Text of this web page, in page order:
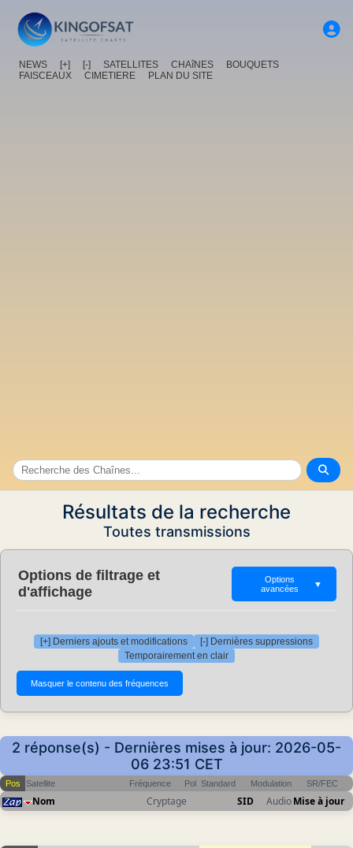
NEWS [+] [-] SATELLITES CHAîNES
BOUQUETS
FAISCEAUX
CIMETIERE PLAN DU SITE
Résultats de la recherche
Toutes transmissions
Options de filtrage et
d'affichage
Options
avancées
▼
[+] Derniers ajouts et modifications
[-] Dernières suppressions
Temporairement en clair
2 réponse(s) - Dernières mises à jour: 2026-05-
06 23:51 CET
Pos Satellite Fréquence Pol Standard Modulation SR/FEC
Nom Cryptage SID AudioMise à jour